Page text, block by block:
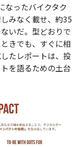
なったバイクタク
みなく載せ、約35
いだ。型どおりで
きでも、すぐに相
たレポートは、投
を語るための土台